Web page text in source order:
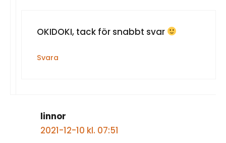
OKIDOKI, tack för snabbt svar
Svara
linnor
2021-12-10 kl. 07:51